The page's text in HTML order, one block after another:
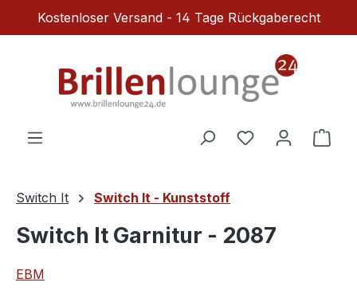
Zum Hauptinhalt springen
Kostenloser Versand - 14 Tage Rückgaberecht
Du hast 0
Switch It Switch It - Kunststoff
Switch It Garnitur - 2087
EBM